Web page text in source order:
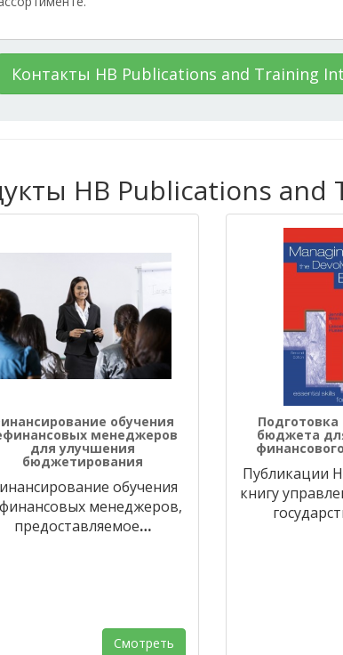
Контакты HB Publications and Training
HB Publications
обучения
менеджеров
для улучшения
бюджетирования
обучения
менеджеров,
предоставляемое…
Смотреть
бюджета
Публикации
книгу